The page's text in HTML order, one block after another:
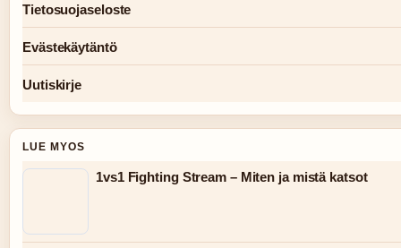
Tietosuojaseloste
Evästekäytäntö
Uutiskirje
LUE MYOS
1vs1 Fighting Stream – Miten ja mistä katsot